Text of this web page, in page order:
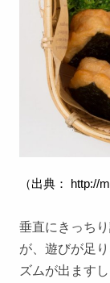
（出典： http://
垂直にきっち
が、遊びが足
ズムが出ます